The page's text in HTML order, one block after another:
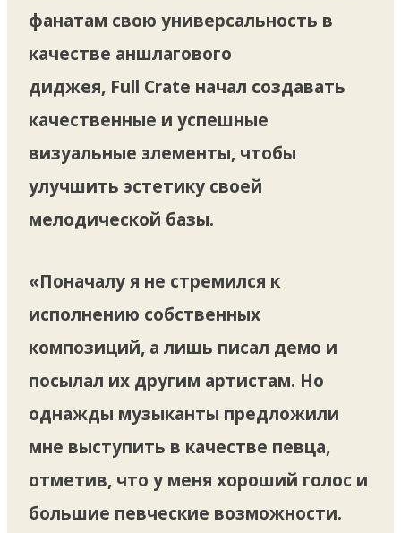
фанатам свою универсальность в
качестве аншлагового
диджея, Full Crate начал создавать
качественные и успешные
визуальные элементы, чтобы
улучшить эстетику своей
мелодической базы.
«Поначалу я не стремился к
исполнению собственных
композиций, а лишь писал демо и
посылал их другим артистам. Но
однажды музыканты предложили
мне выступить в качестве певца,
отметив, что у меня хороший голос и
большие певческие возможности.